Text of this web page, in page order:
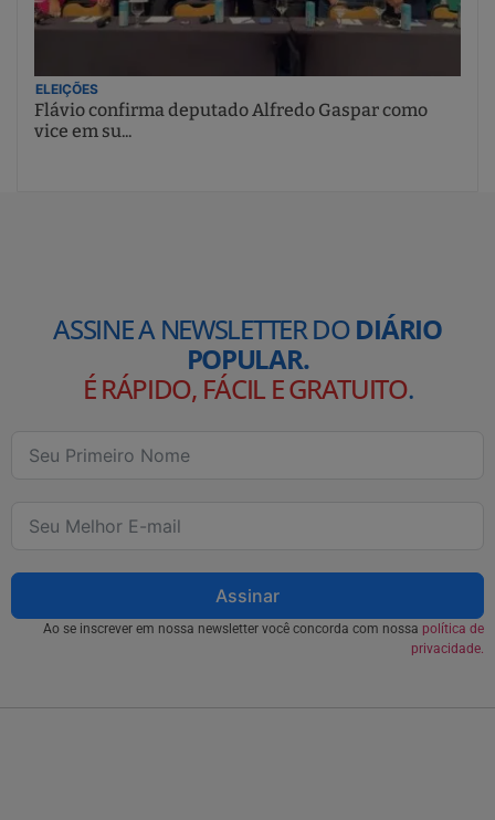
ELEIÇÕES
Flávio confirma deputado Alfredo Gaspar como
vice em su...
ASSINE A NEWSLETTER DODIÁRIO
POPULAR.
É RÁPIDO, FÁCIL E GRATUITO.
Assinar
Ao se inscrever em nossa newsletter você concorda com nossa política de
privacidade.